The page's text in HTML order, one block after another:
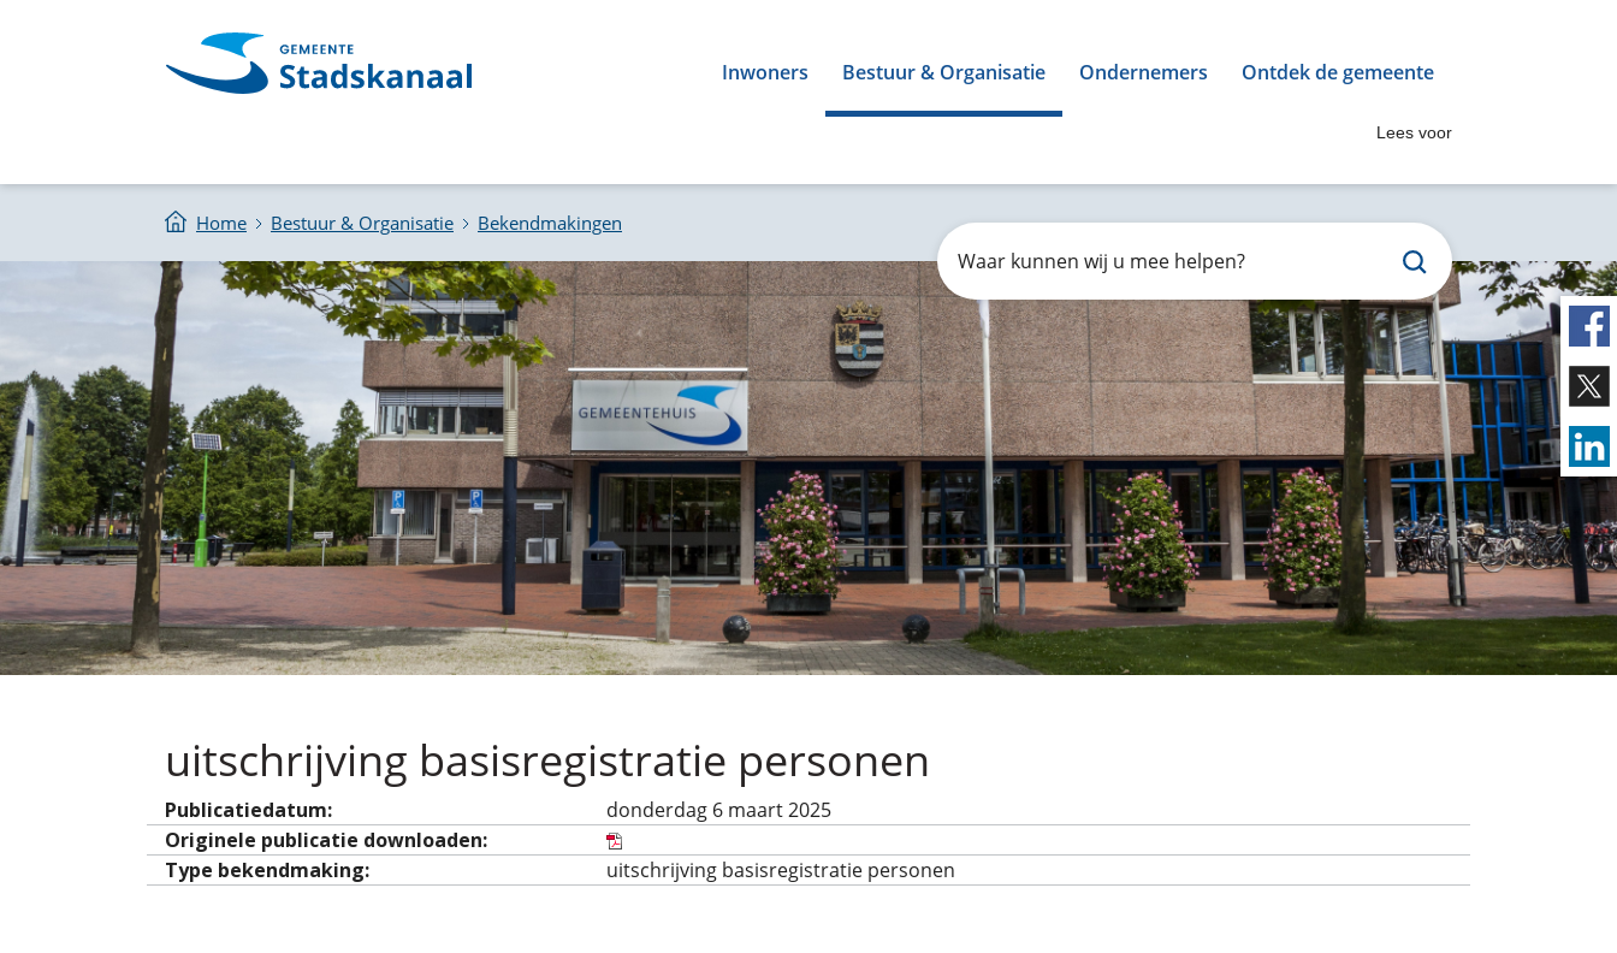
Inwoners Bestuur & Organisatie Ondernemers Ontdek de gemeente
Lees voor
Home Bestuur & Organisatie Bekendmakingen Zoeken
Waar
kunnen
wij
u
mee
helpen?
uitschrijving basisregistratie personen
Publicatiedatum:
donderdag 6 maart 2025
Originele publicatie downloaden:
Type bekendmaking:
uitschrijving basisregistratie personen